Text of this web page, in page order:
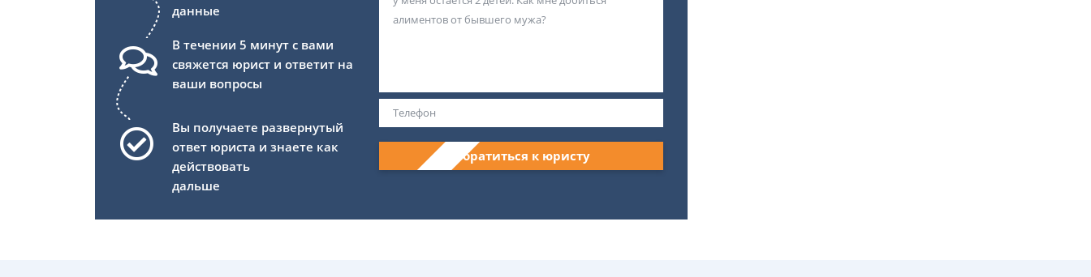
данные
В течении 5 минут с вами
свяжется юрист и ответит на
ваши вопросы
Вы получаете развернутый
ответ юриста и знаете как
действовать
дальше
Обратиться к юристу